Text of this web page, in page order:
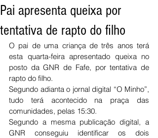
Pai apresenta queixa por
tentativa de rapto do filho
O pai de uma criança de três anos terá
esta quarta-feira apresentado queixa no
posto da GNR de Fafe, por tentativa de
rapto do filho.
Segundo adianta o jornal digital “O Minho”,
tudo terá acontecido na praça das
comunidades, pelas 15:30.
Segundo a mesma publicação digital, a
GNR conseguiu identificar os dois